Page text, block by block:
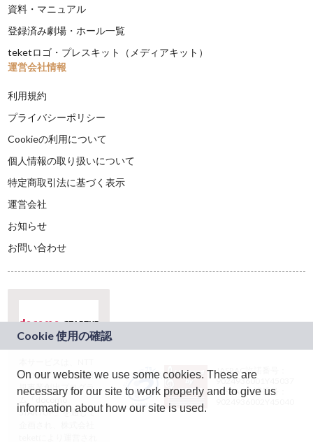
資料・マニュアル
登録済み劇場・ホール一覧
teketロゴ・プレスキット（メディアキット）
運営会社情報
利用規約
プライバシーポリシー
Cookieの利用について
個人情報の取り扱いについて
特定商取引法に基づく表示
運営会社
お知らせ
お問い合わせ
ドコモグループの新
規事業創出プログラ
ム「docomo
STARTUP」を通じて
JASRAC許諾番号：
9024936001Y45037
JASRAC許諾番号：
On our website we use some cookies. These are
necessary for our site to work properly and to give us
information about how our site is used.